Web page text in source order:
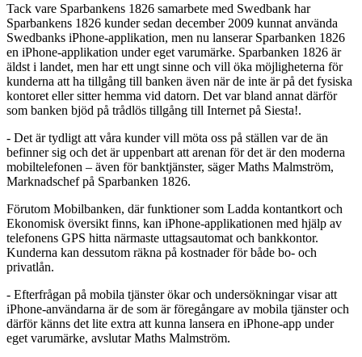
Tack vare Sparbankens 1826 samarbete med Swedbank har
Sparbankens 1826 kunder sedan december 2009 kunnat använda
Swedbanks iPhone-applikation, men nu lanserar Sparbanken 1826
en iPhone-applikation under eget varumärke. Sparbanken 1826 är
äldst i landet, men har ett ungt sinne och vill öka möjligheterna för
kunderna att ha tillgång till banken även när de inte är på det fysiska
kontoret eller sitter hemma vid datorn. Det var bland annat därför
som banken bjöd på trådlös tillgång till Internet på Siesta!.
- Det är tydligt att våra kunder vill möta oss på ställen var de än
befinner sig och det är uppenbart att arenan för det är den moderna
mobiltelefonen – även för banktjänster, säger Maths Malmström,
Marknadschef på Sparbanken 1826.
Förutom Mobilbanken, där funktioner som Ladda kontantkort och
Ekonomisk översikt finns, kan iPhone-applikationen med hjälp av
telefonens GPS hitta närmaste uttagsautomat och bankkontor.
Kunderna kan dessutom räkna på kostnader för både bo- och
privatlån.
- Efterfrågan på mobila tjänster ökar och undersökningar visar att
iPhone-användarna är de som är föregångare av mobila tjänster och
därför känns det lite extra att kunna lansera en iPhone-app under
eget varumärke, avslutar Maths Malmström.